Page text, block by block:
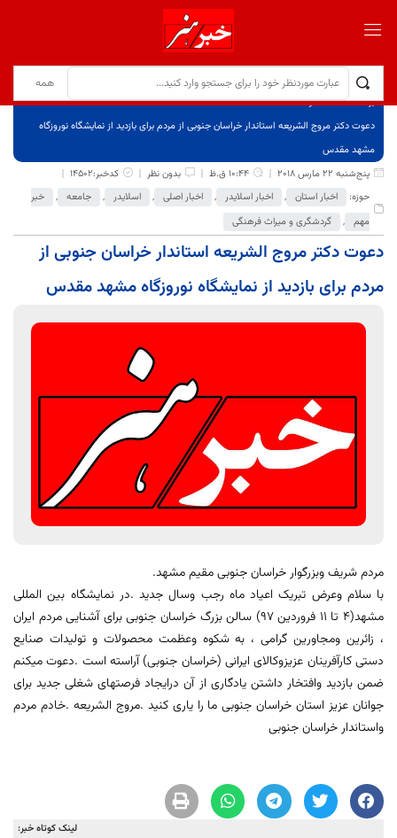
برگ نخست
نوشته‌ها
دعوت دکتر مروج الشریعه استاندار خراسان جنوبی از مردم برای بازدید از نمایشگاه نوروزگاه
مشهد مقدس
پنج‌شنبه 22 مارس 2018
10:44 ق.ظ بدون نظر
کدخبر:14502
حوزه:
اخبار استان , اخبار اسلایدر , اخبار اصلی , اسلایدر , جامعه ,
خبر
مهم , گردشگری و میراث فرهنگی
دعوت دکتر مروج الشریعه استاندار خراسان جنوبی از
مردم برای بازدید از نمایشگاه نوروزگاه مشهد مقدس
مردم شریف وبزرگوار خراسان جنوبی مقیم مشهد.
با سلام وعرض تبریک اعیاد ماه رجب وسال جدید .در نمایشگاه بین المللی
مشهد(۴ تا ۱۱ فروردین ۹۷) سالن بزرگ خراسان جنوبی برای آشنایی مردم ایران
، زائرین ومجاورین گرامی ، به شکوه وعظمت محصولات و تولیدات صنایع
دستی کارآفرینان عزیزوکالای ایرانی (خراسان جنوبی) آراسته است .دعوت میکنم
ضمن بازدید وافتخار داشتن یادگاری از آن درایجاد فرصتهای شغلی جدید برای
جوانان عزیز استان خراسان جنوبی ما را یاری کنید .مروج الشریعه .خادم مردم
واستاندار خراسان جنوبی
لینک کوتاه خبر: